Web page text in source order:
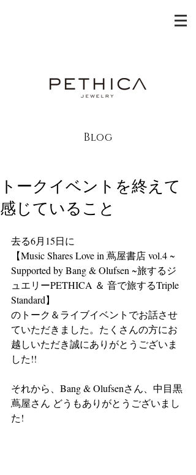
Blog
トークイベントを終えて
感じていること
去る6月15日に
【Music Shares Love in 蔦屋書店 vol.4 ~
Supported by Bang & Olufsen ~旅するジ
ュエリーPETHICA ＆ 音で旅するTriple
Standard】
のトーク＆ライブイベントでお話させ
ていただきました。たくさんの方にお
越しいただき誠にありがとうございま
した!!
それから、Bang & Olufsenさん、中目黒
蔦屋さん どうもありがとうございまし
た!